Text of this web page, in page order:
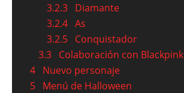
3.2.3 Diamante
3.2.4 As
3.2.5 Conquistador
3.3 Colaboración con Blackpink
4 Nuevo personaje
5 Menú de Halloween